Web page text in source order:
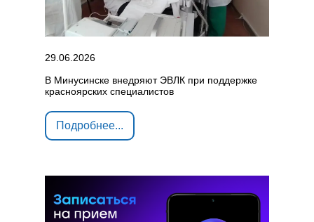
29.06.2026
В Минусинске внедряют ЭВЛК при поддержке
красноярских специалистов
Подробнее...